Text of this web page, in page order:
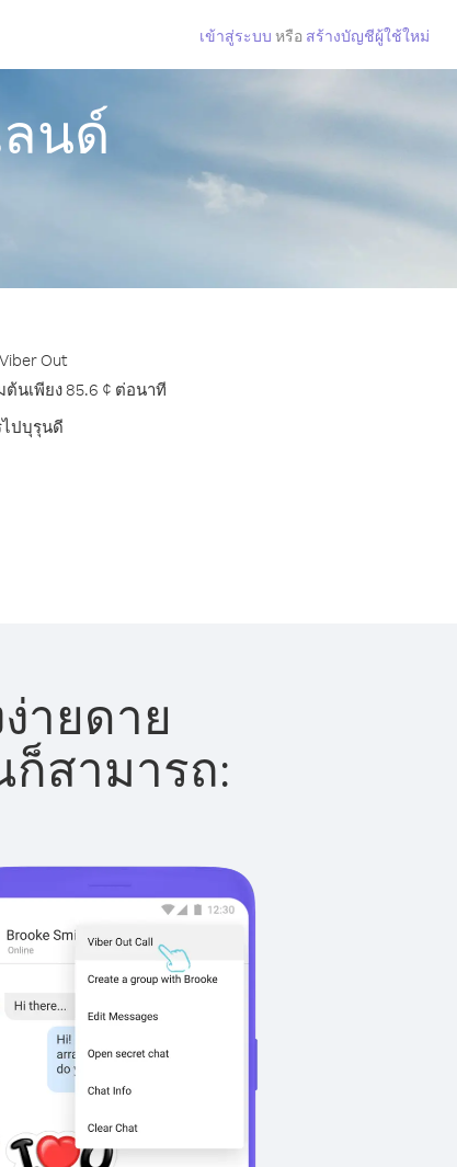
เข้าสู่ระบบ หรือ สร้างบัญชีผู้ใช้ใหม่
นด์
Out
นเพียง 85.6 ¢ ต่อนาที
ปบุรุนดี
ายดาย
สามารถ: